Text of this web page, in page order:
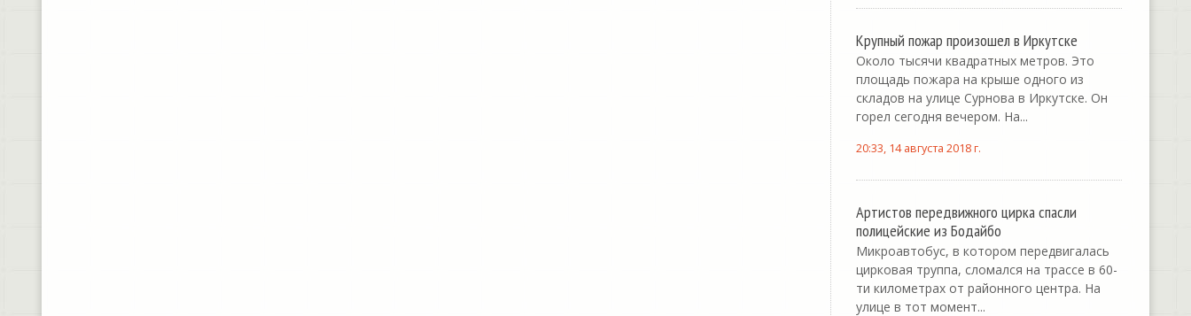
Крупный пожар произошел в Иркутске
Около тысячи квадратных метров. Это
площадь пожара на крыше одного из
складов на улице Сурнова в Иркутске. Он
горел сегодня вечером. На...
20:33, 14 августа 2018 г.
Артистов передвижного цирка спасли
полицейские из Бодайбо
Микроавтобус, в котором передвигалась
цирковая труппа, сломался на трассе в 60-
ти километрах от районного центра. На
улице в тот момент...